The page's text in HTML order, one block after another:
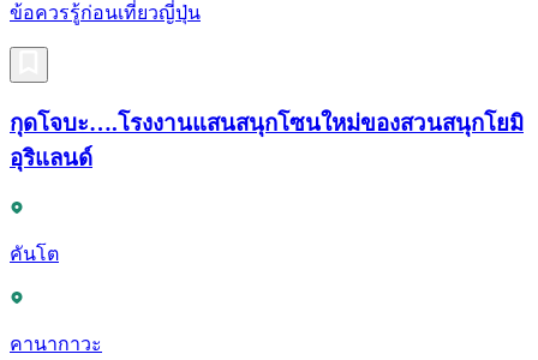
ข้อควรรู้ก่อนเที่ยวญี่ปุ่น
กุดโจบะ….โรงงานแสนสนุกโซนใหม่ของสวนสนุกโยมิ
อุริแลนด์
คันโต
คานากาวะ